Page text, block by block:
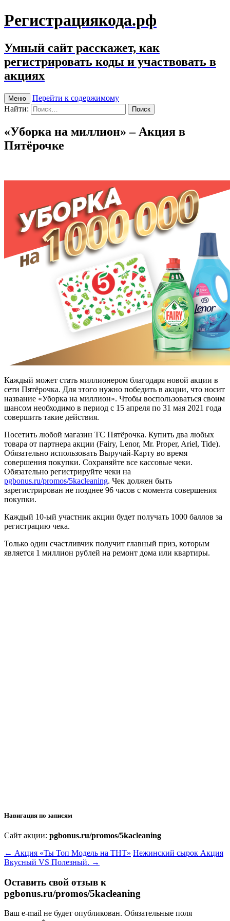
Регистрациякода.рф
Умный сайт расскажет, как
регистрировать коды и участвовать в
акциях
Меню
Перейти к содержимому
Найти:
«Уборка на миллион» – Акция в
Пятёрочке
Каждый может стать миллионером благодаря новой акции в
сети Пятёрочка. Для этого нужно победить в акции, что носит
название «Уборка на миллион». Чтобы воспользоваться своим
шансом необходимо в период с 15 апреля по 31 мая 2021 года
совершить такие действия.
Посетить любой магазин ТС Пятёрочка. Купить два любых
товара от партнера акции (Fairy, Lenor, Mr. Proper, Ariel, Tide).
Обязательно использовать Выручай-Карту во время
совершения покупки. Сохраняйте все кассовые чеки.
Обязательно регистрируйте чеки на
pgbonus.ru/promos/5kacleaning. Чек должен быть
зарегистрирован не позднее 96 часов с момента совершения
покупки.
Каждый 10-ый участник акции будет получать 1000 баллов за
регистрацию чека.
Только один счастливчик получит главный приз, которым
является 1 миллион рублей на ремонт дома или квартиры.
Навигация по записям
Сайт акции: pgbonus.ru/promos/5kacleaning
← Акция «Ты Топ Модель на ТНТ» Нежинский сырок Акция
Вкусный VS Полезный. →
Оставить свой отзыв к
pgbonus.ru/promos/5kacleaning
Ваш e-mail не будет опубликован. Обязательные поля